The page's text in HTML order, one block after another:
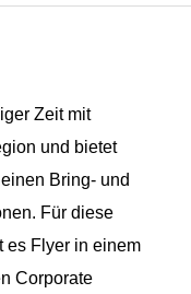
Zeit mit
und bietet
Bring- und
Für diese
es Flyer in einem
Corporate